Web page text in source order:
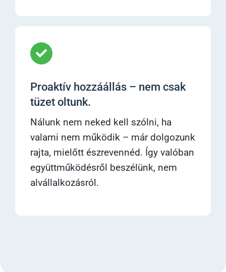
Proaktív hozzáállás – nem csak
tüzet oltunk.
Nálunk nem neked kell szólni, ha
valami nem működik – már dolgozunk
rajta, mielőtt észrevennéd. Így valóban
együttműködésről beszélünk, nem
alvállalkozásról.